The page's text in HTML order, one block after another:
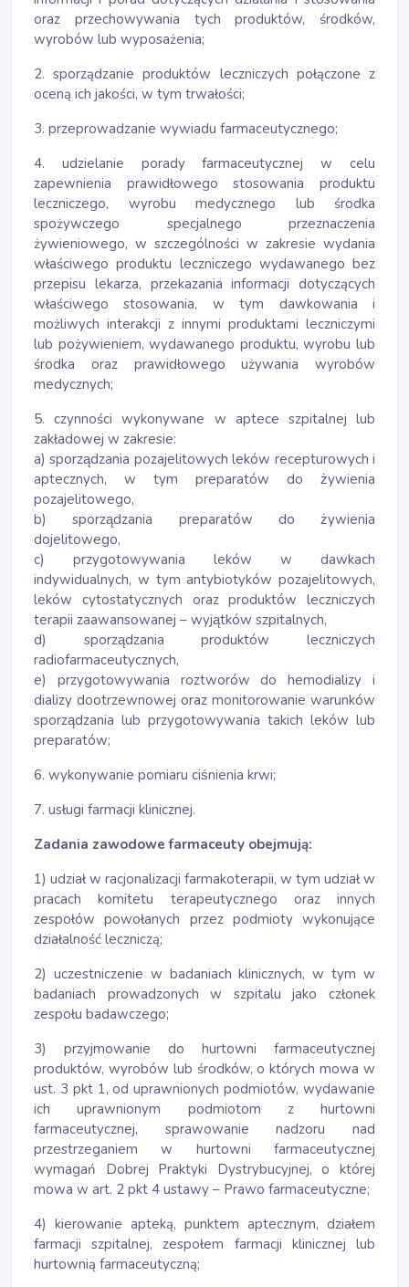
oraz przechowywania tych produktów, środków,
wyrobów lub wyposażenia;
2. sporządzanie produktów leczniczych połączone z
oceną ich jakości, w tym trwałości;
3. przeprowadzanie wywiadu farmaceutycznego;
4. udzielanie porady farmaceutycznej w celu
zapewnienia prawidłowego stosowania produktu
leczniczego, wyrobu medycznego lub środka
spożywczego specjalnego przeznaczenia
żywieniowego, w szczególności w zakresie wydania
właściwego produktu leczniczego wydawanego bez
przepisu lekarza, przekazania informacji dotyczących
właściwego stosowania, w tym dawkowania i
możliwych interakcji z innymi produktami leczniczymi
lub pożywieniem, wydawanego produktu, wyrobu lub
środka oraz prawidłowego używania wyrobów
medycznych;
5. czynności wykonywane w aptece szpitalnej lub
zakładowej w zakresie:
a) sporządzania pozajelitowych leków recepturowych i
aptecznych, w tym preparatów do żywienia
pozajelitowego,
b) sporządzania preparatów do żywienia
dojelitowego,
c) przygotowywania leków w dawkach
indywidualnych, w tym antybiotyków pozajelitowych,
leków cytostatycznych oraz produktów leczniczych
terapii zaawansowanej – wyjątków szpitalnych,
d) sporządzania produktów leczniczych
radiofarmaceutycznych,
e) przygotowywania roztworów do hemodializy i
dializy dootrzewnowej oraz monitorowanie warunków
sporządzania lub przygotowywania takich leków lub
preparatów;
6. wykonywanie pomiaru ciśnienia krwi;
7. usługi farmacji klinicznej.
Zadania zawodowe farmaceuty obejmują:
1) udział w racjonalizacji farmakoterapii, w tym udział w
pracach komitetu terapeutycznego oraz innych
zespołów powołanych przez podmioty wykonujące
działalność leczniczą;
2) uczestniczenie w badaniach klinicznych, w tym w
badaniach prowadzonych w szpitalu jako członek
zespołu badawczego;
3) przyjmowanie do hurtowni farmaceutycznej
produktów, wyrobów lub środków, o których mowa w
ust. 3 pkt 1, od uprawnionych podmiotów, wydawanie
ich uprawnionym podmiotom z hurtowni
farmaceutycznej, sprawowanie nadzoru nad
przestrzeganiem w hurtowni farmaceutycznej
wymagań Dobrej Praktyki Dystrybucyjnej, o której
mowa w art. 2 pkt 4 ustawy – Prawo farmaceutyczne;
4) kierowanie apteką, punktem aptecznym, działem
farmacji szpitalnej, zespołem farmacji klinicznej lub
hurtownią farmaceutyczną;